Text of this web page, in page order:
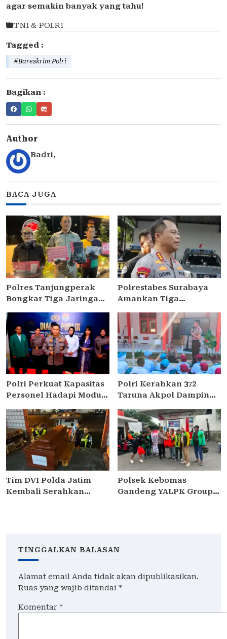
agar semakin banyak yang tahu!
TNI & POLRI
Tagged :
#Bareskrim Polri
Bagikan :
Author
Badri,
BACA JUGA
Polres Tanjungperak
Bongkar Tiga Jaringan
Tersangka Pengedar
Diamankan
Polrestabes Surabaya
Amankan Tiga
di Ngagel
Polri Perkuat Kapasitas
Personel Hadapi Modus
Kian Kompleks
Polri Kerahkan 372
Taruna Akpol Dampingi
Rakyat Bersama Taruna
Akademi TNI
Tim DVI Polda Jatim
Kembali Serahkan
Polsek Kebomas
Gandeng YALPK Group
TINGGALKAN BALASAN
Alamat email Anda tidak akan dipublikasikan.
Ruas yang wajib ditandai *
Komentar *